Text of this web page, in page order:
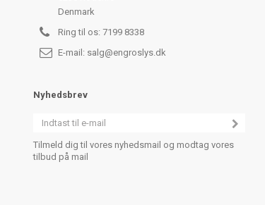
Denmark
Ring til os: 7199 8338
E-mail: salg@engroslys.dk
Nyhedsbrev
Tilmeld dig til vores nyhedsmail og modtag vores
tilbud på mail